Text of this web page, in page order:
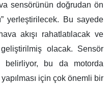
sensörünün doğrudan ön
yerleştirilecek. Bu sayede
akışı rahatlatılacak ve
olacak. Sensör
belirliyor, bu da motorda
için çok önemli bir